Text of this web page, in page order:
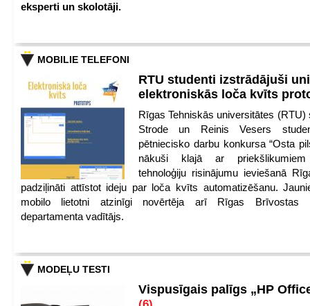
eksperti un skolotāji.
MOBILIE TELEFONI
RTU studenti izstrādājuši
elektroniskās loča kvīts
Rīgas Tehniskās universitātes (RTU)
Strode un Reinis Vesers
pētniecisko darbu konkursa “Osta
nākuši klajā ar priekšlikumiem
tehnoloģiju risinājumu ieviešanā
padziļināti attīstot ideju par loča kvīts automatizēšanu.
mobilo lietotni atzinīgi novērtēja arī Rīgas Brīvostas
departamenta vadītājs.
MODEĻU TESTI
Vispusīgais palīgs „HP